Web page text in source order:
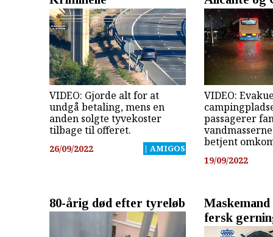
VIDEO: Gjorde alt for at
undgå betaling, mens en
anden solgte tyvekoster
tilbage til offeret.
26/09/2022 | AMIGOS
VIDEO:
passagerer
betjent
19/09/2022
80-årig død efter tyreløb
fersk